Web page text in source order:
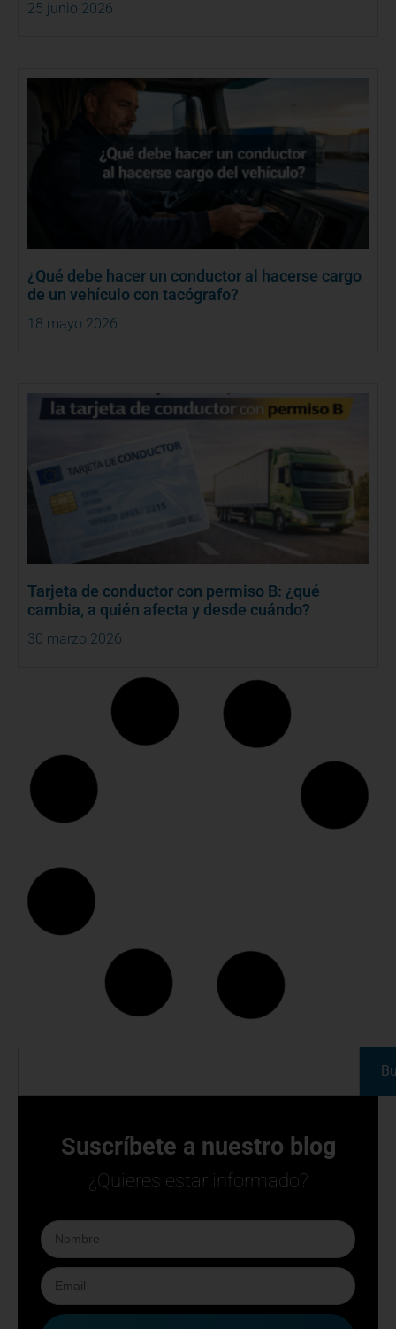
25 junio 2026
¿Qué debe hacer un conductor al hacerse cargo
de un vehículo con tacógrafo?
18 mayo 2026
Tarjeta de conductor con permiso B: ¿qué
cambia, a quién afecta y desde cuándo?
30 marzo 2026
Excepción al uso del tacógrafo en vehículos de
reparación de averías: ¿cuándo aplica y qué
20 marzo 2026
Infracciones relativas al tacógrafo: ¿qué pasa si
no haces la revisión periódica a tiempo?
06 marzo 2026